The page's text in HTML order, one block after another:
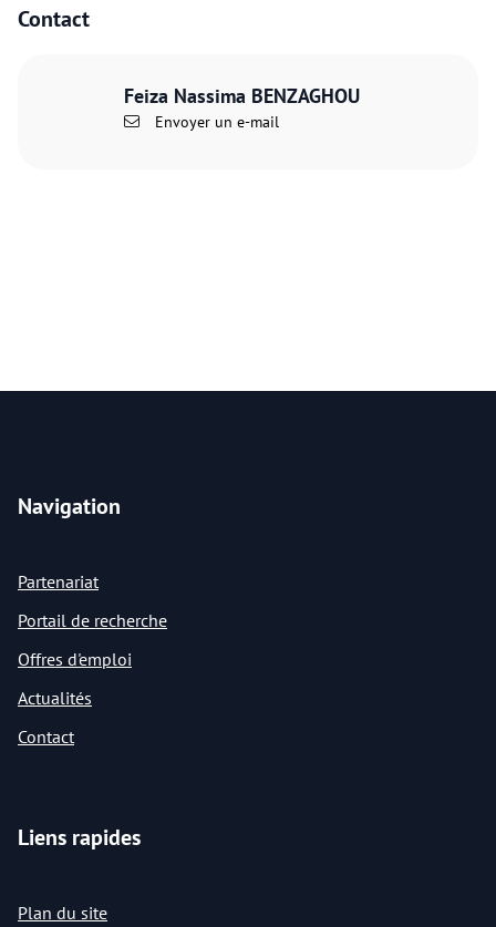
Contact
Feiza Nassima BENZAGHOU
Envoyer un e-mail
Navigation
Partenariat
Portail de recherche
Offres d'emploi
Actualités
Contact
Liens rapides
Plan du site